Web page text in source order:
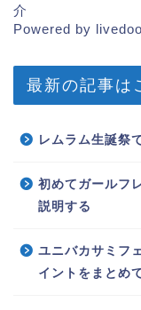
介
Powered by
最新の記事は
レムラム生誕祭
初めてガールフ
説明する
ユニバカサミフ
イントをまとめ